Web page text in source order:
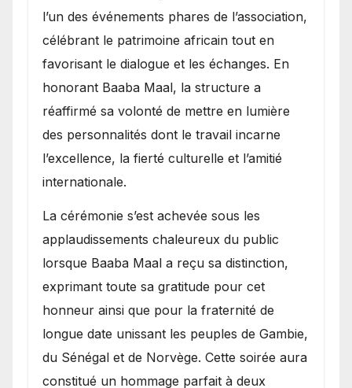
l’un des événements phares de l’association,
célébrant le patrimoine africain tout en
favorisant le dialogue et les échanges. En
honorant Baaba Maal, la structure a
réaffirmé sa volonté de mettre en lumière
des personnalités dont le travail incarne
l’excellence, la fierté culturelle et l’amitié
internationale.
​La cérémonie s’est achevée sous les
applaudissements chaleureux du public
lorsque Baaba Maal a reçu sa distinction,
exprimant toute sa gratitude pour cet
honneur ainsi que pour la fraternité de
longue date unissant les peuples de Gambie,
du Sénégal et de Norvège. Cette soirée aura
constitué un hommage parfait à deux